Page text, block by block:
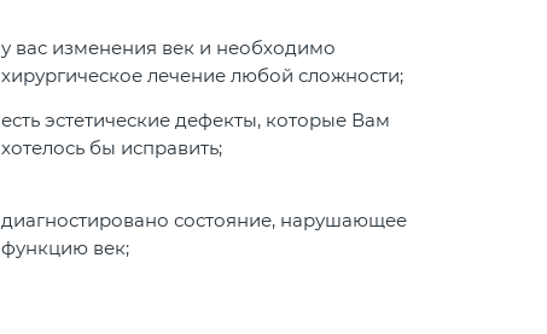
у вас изменения век и необходимо
хирургическое лечение любой сложности;
есть эстетические дефекты, которые Вам
хотелось бы исправить;
диагностировано состояние, нарушающее
функцию век;